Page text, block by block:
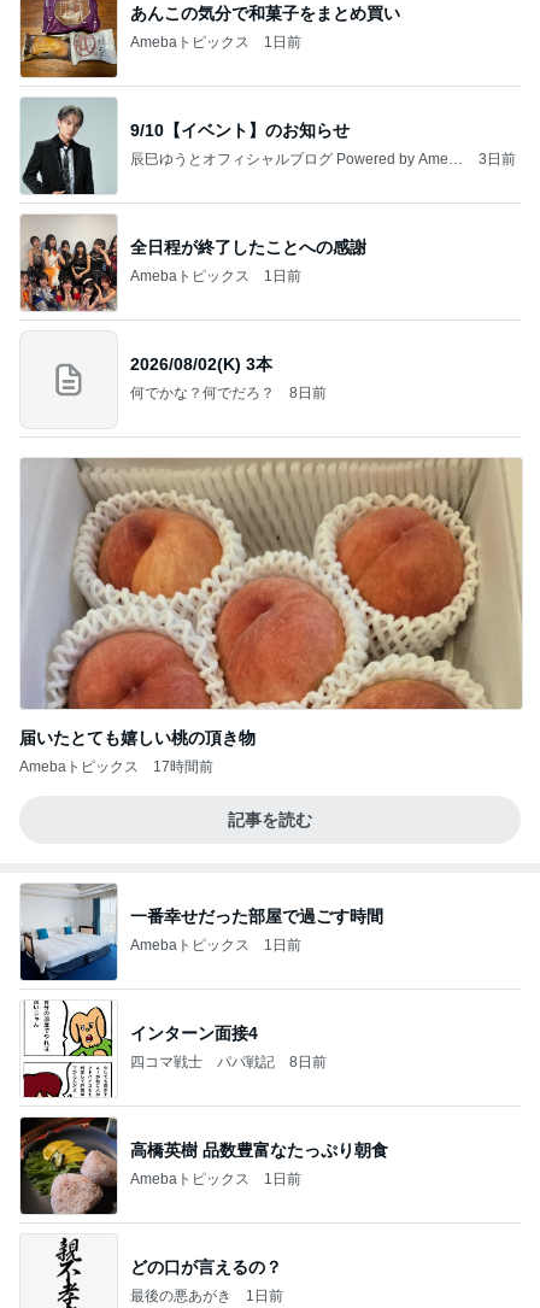
あんこの気分で和菓子をまとめ買い
Amebaトピックス 1日前
9/10【イベント】のお知らせ
辰巳ゆうとオフィシャルブログ Powered by Ameb
3日前
全日程が終了したことへの感謝
Amebaトピックス 1日前
2026/08/02(K) 3本
何でかな？何でだろ？ 8日前
届いたとても嬉しい桃の頂き物
Amebaトピックス 17時間前
記事を読む
一番幸せだった部屋で過ごす時間
Amebaトピックス 1日前
インターン面接4
四コマ戦士 パパ戦記 8日前
高橋英樹 品数豊富なたっぷり朝食
Amebaトピックス 1日前
どの口が言えるの？
最後の悪あがき 1日前